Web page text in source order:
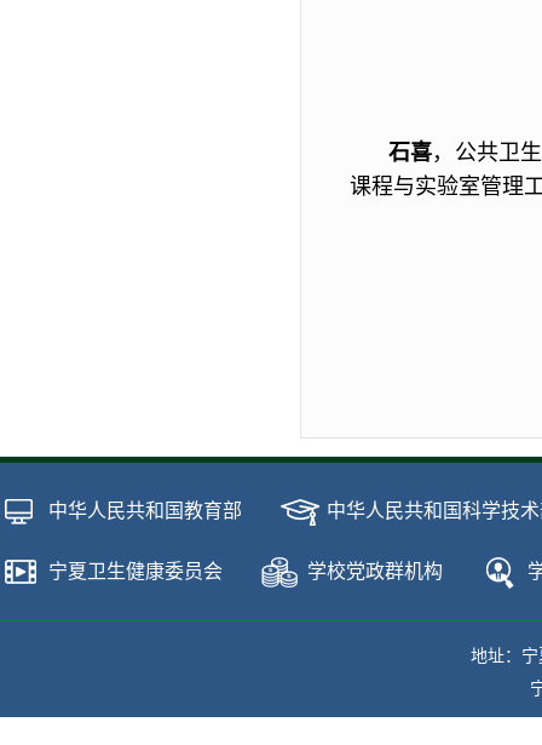
石喜，公共卫
课程与实验室管理
中华人民共和国教育部 中华人民共和国科学技
宁夏卫生健康委员会 学校党政群机构
地址：